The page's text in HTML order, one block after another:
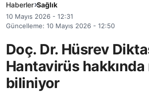
Haberler Sağlık
10 Mayıs 2026 - 12:31
Güncelleme: 10 Mayıs 2026 - 12:50
Doç. Dr. Hüsrev
Hantavirüs hakkında
biliniyor